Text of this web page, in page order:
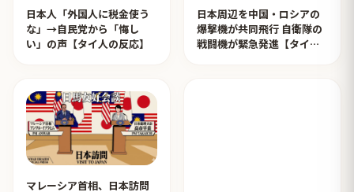
日本人「外国人に税金使う
な」→自民党から「悔し
い」の声【タイ人の反応】
日本周辺を中国・ロシアの
爆撃機が共同飛行 自衛隊の
戦闘機が緊急発進【タイ人
マレーシア首相、日本訪問